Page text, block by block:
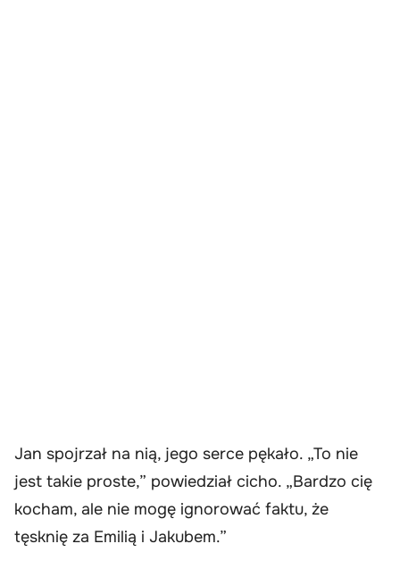
Jan spojrzał na nią, jego serce pękało. „To nie
jest takie proste,” powiedział cicho. „Bardzo cię
kocham, ale nie mogę ignorować faktu, że
tęsknię za Emilią i Jakubem.”